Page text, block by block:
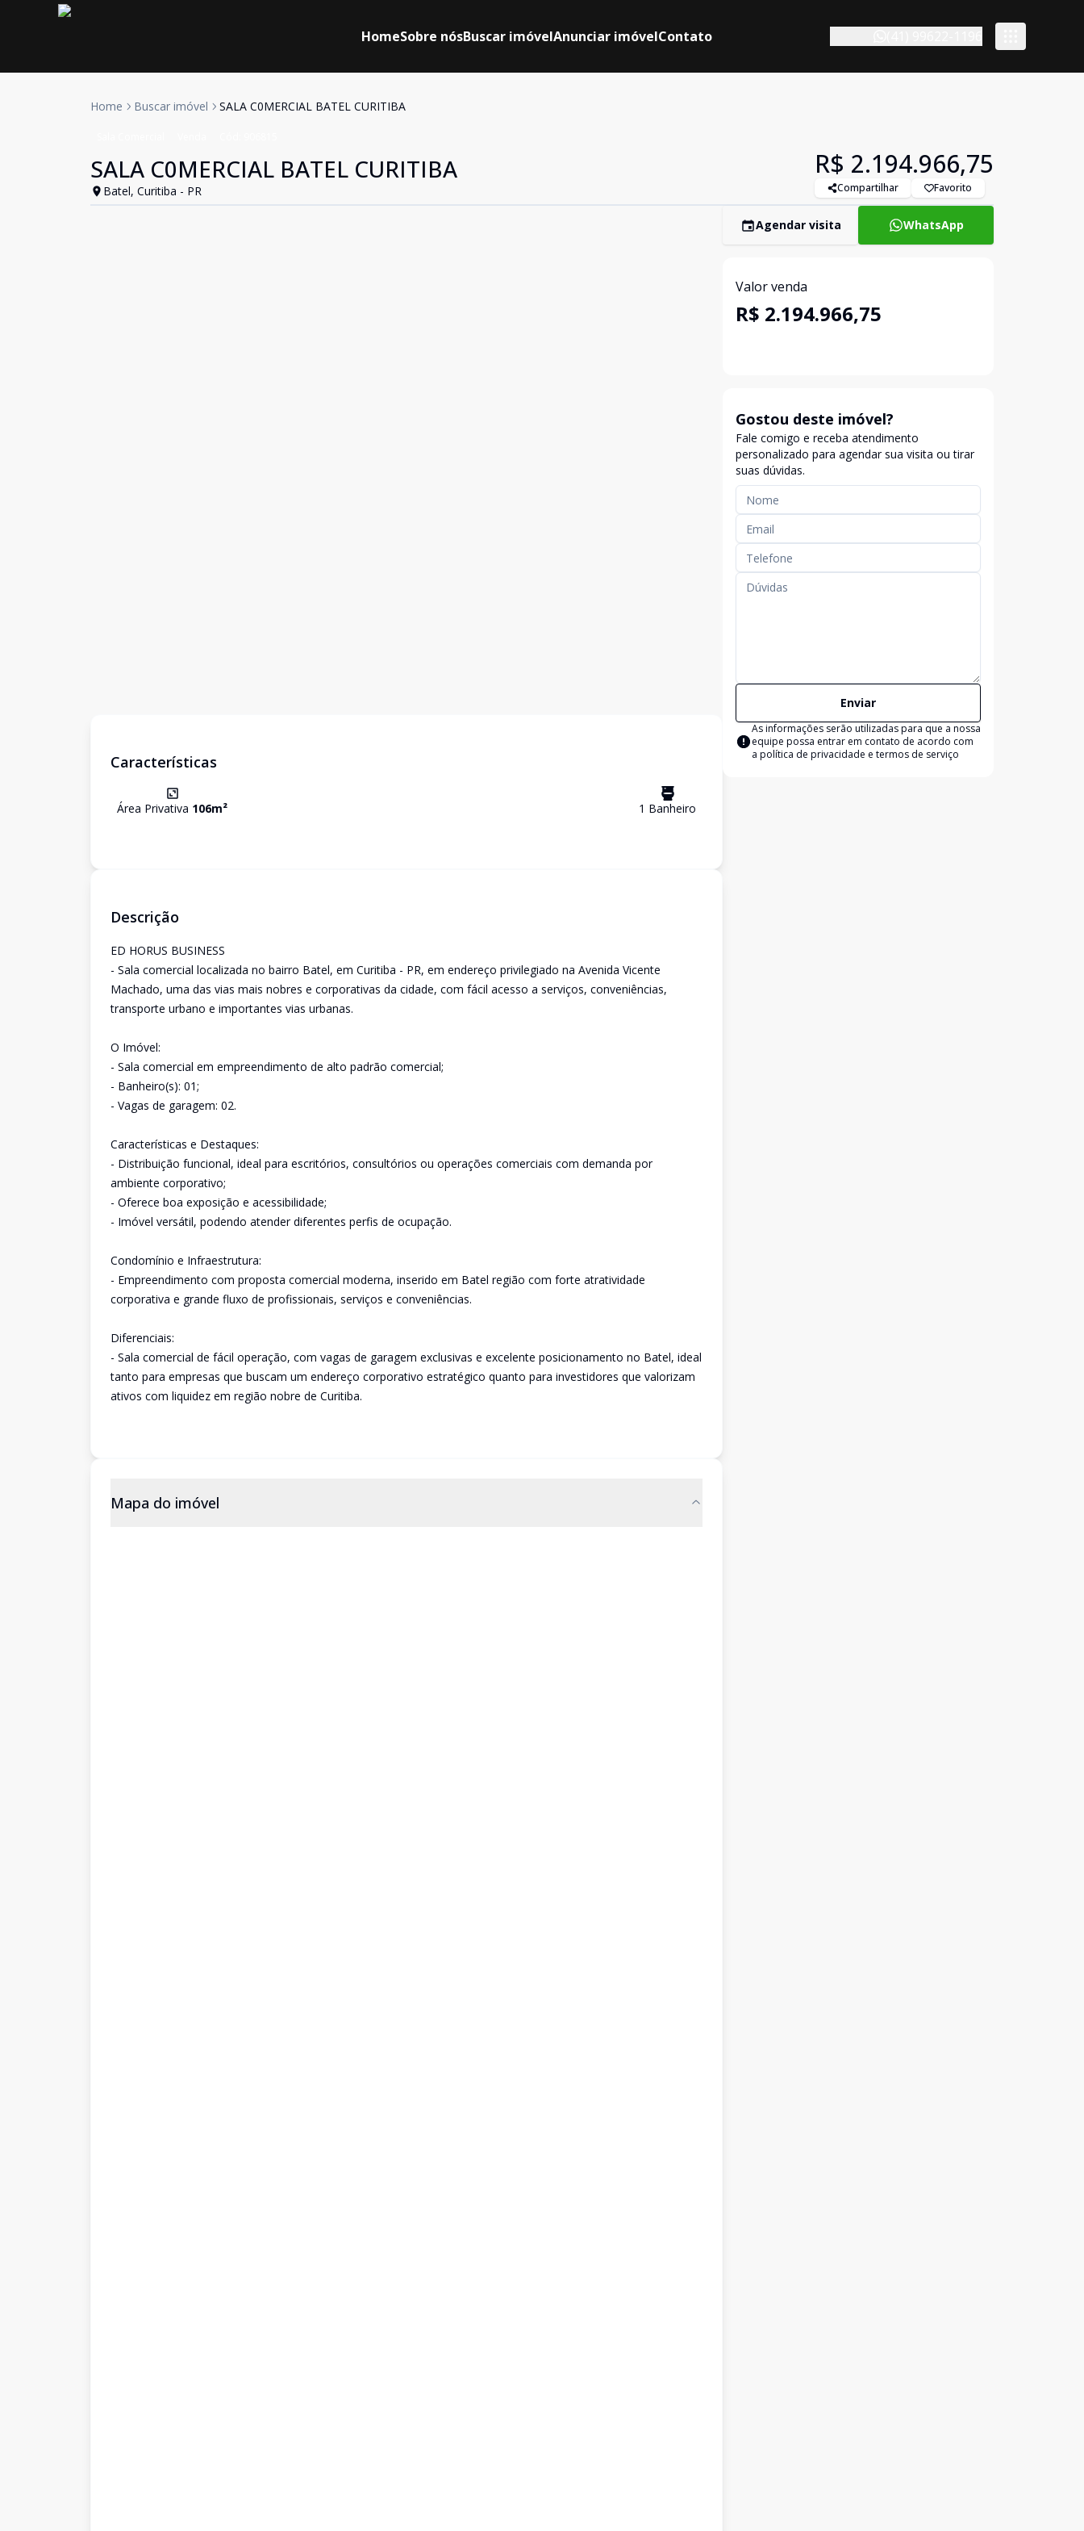
HomeSobre nósBuscar imóvelAnunciar imóvelContato
Home Buscar imóvel SALA C0MERCIAL BATEL CURITIBA
SALA C0MERCIAL BATEL CURITIBA
Batel, Curitiba - PR
R$ 2.194.966,75
Compartilhar Favorito
Características
Área Privativa 106m² 1 Banheiro
Descrição
ED HORUS BUSINESS
- Sala comercial localizada no bairro Batel, em Curitiba - PR, em endereço privilegiado na Avenida Vicente
Machado, uma das vias mais nobres e corporativas da cidade, com fácil acesso a serviços, conveniências,
transporte urbano e importantes vias urbanas.
O Imóvel:
- Sala comercial em empreendimento de alto padrão comercial;
- Banheiro(s): 01;
- Vagas de garagem: 02.
Características e Destaques:
- Distribuição funcional, ideal para escritórios, consultórios ou operações comerciais com demanda por
ambiente corporativo;
- Oferece boa exposição e acessibilidade;
- Imóvel versátil, podendo atender diferentes perfis de ocupação.
Condomínio e Infraestrutura:
- Empreendimento com proposta comercial moderna, inserido em Batel região com forte atratividade
corporativa e grande fluxo de profissionais, serviços e conveniências.
Diferenciais:
- Sala comercial de fácil operação, com vagas de garagem exclusivas e excelente posicionamento no Batel, ideal
tanto para empresas que buscam um endereço corporativo estratégico quanto para investidores que valorizam
ativos com liquidez em região nobre de Curitiba.
Mapa do imóvel
Agendar visita WhatsApp
Valor venda
R$ 2.194.966,75
Gostou deste imóvel?
Fale comigo e receba atendimento
personalizado para agendar sua visita ou tirar
suas dúvidas.
Enviar
As informações serão utilizadas para que a nossa
equipe possa entrar em contato de acordo com
a política de privacidade e termos de serviço